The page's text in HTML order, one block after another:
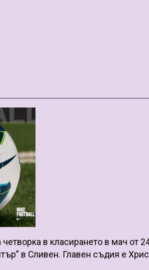
в класирането в мач от
в Сливен. Главен съдия е